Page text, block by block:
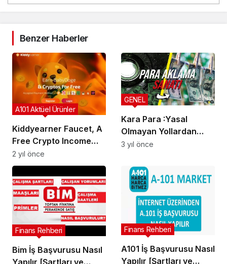
Benzer Haberler
Kiddyearner Faucet, A
Free Crypto Income
Platform
A101 Aktüel Ürünler
2 yıl önce
Kara Para :Yasal
Olmayan Yollardan
Kazanç Elde Etme
GENEL
3 yıl önce
Bim İş Başvurusu Nasıl
Yapılır [Şartları ve
Finans Rehberi
A101 İş Başvurusu Nasıl
Yapılır [Şartları ve
Finans Rehberi